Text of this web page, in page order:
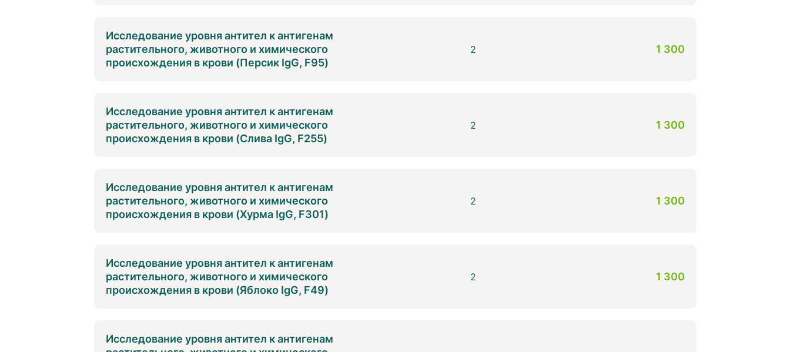
Исследование уровня антител к антигенам
растительного, животного и химического
происхождения в крови (Персик IgG, F95)
2 1 300
Исследование уровня антител к антигенам
растительного, животного и химического
происхождения в крови (Слива IgG, F255)
2 1 300
Исследование уровня антител к антигенам
растительного, животного и химического
происхождения в крови (Хурма IgG, F301)
2 1 300
Исследование уровня антител к антигенам
растительного, животного и химического
происхождения в крови (Яблоко IgG, F49)
2 1 300
Исследование уровня антител к антигенам